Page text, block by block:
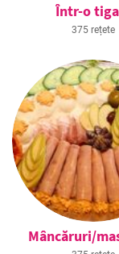
Într-o
375 rețete
Mâncăruri/